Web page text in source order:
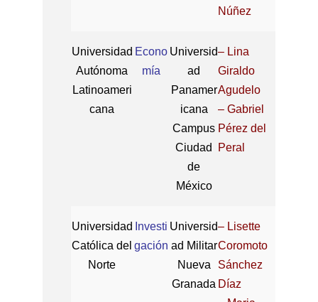
Núñez
Universidad
Autónoma
Latinoameri
cana
Econo
mía
Universid
ad
Panamer
icana
Campus
Ciudad
de
México
– Lina
Giraldo
Agudelo
– Gabriel
Pérez del
Peral
Universidad
Católica del
Norte
Investi
gación
Universid
ad Militar
Nueva
Granada
– Lisette
Coromoto
Sánchez
Díaz